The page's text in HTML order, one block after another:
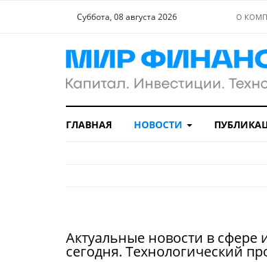
Суббота, 08 августа 2026 О
ГЛАВНАЯ НОВОСТИ
Актуальные новости в
сегодня. Технологический